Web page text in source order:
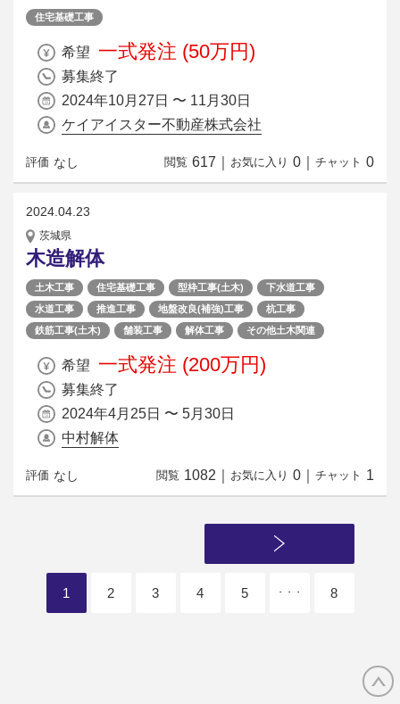
住宅基礎工事
希望 一式発注 (50万円)
募集終了
2024年10月27日 〜 11月30日
ケイアイスター不動産株式会社
評価 なし 閲覧 617 お気に入り 0 チャット 0
2024.04.23
茨城県
木造解体
土木工事 住宅基礎工事 型枠工事(土木)
下水道工事
水道工事
推進工事 地盤改良(補強)工事
杭工事
鉄筋工事(土木)
舗装工事 解体工事 その他土木関連
希望 一式発注 (200万円)
募集終了
2024年4月25日 〜 5月30日
中村解体
評価 なし 閲覧 1082 お気に入り 0 チャット 1
1 2 3 4 5 ・・・ 8